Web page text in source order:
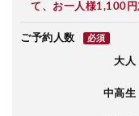
て、お一人様1,100円
ご予約人数 必須
大人
中高生